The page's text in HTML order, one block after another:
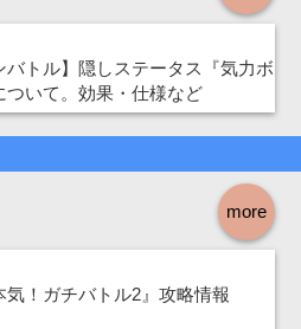
バトル】隠しステータス『気力ボ
ついて。効果・仕様など
more
気！ガチバトル2』攻略情報